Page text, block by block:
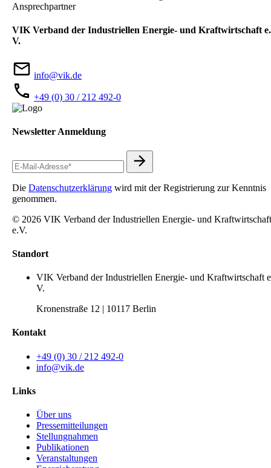
Ansprechpartner
VIK Verband der Industriellen Energie- und Kraftwirtschaft e.
V.
info@vik.de
+49 (0) 30 / 212 492-0
Newsletter Anmeldung
Die Datenschutzerklärung wird mit der Registrierung zur Kenntnis
genommen.
© 2026 VIK Verband der Industriellen Energie- und Kraftwirtschaft
e.V.
Standort
VIK Verband der Industriellen Energie- und Kraftwirtschaft
V.
Kronenstraße 12 | 10117 Berlin
Kontakt
+49 (0) 30 / 212 492-0
info@vik.de
Links
Über uns
Pressemitteilungen
Stellungnahmen
Publikationen
Veranstaltungen